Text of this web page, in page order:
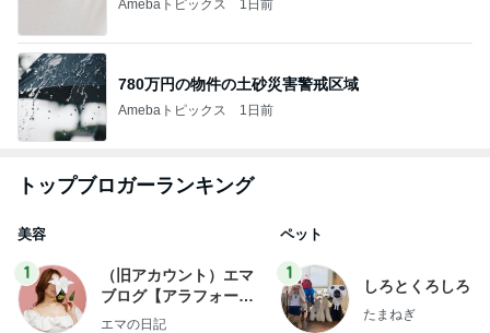
Amebaトピックス 1日前
780万円の物件の土砂災害警戒区域
Amebaトピックス 1日前
トップブロガーランキング
美容
1
（旧アカウント）エマ
ブログ【アラフォー会
社売却セカンドライ
エマの日記
ペット
1
しろとくろしろ
たまねぎ